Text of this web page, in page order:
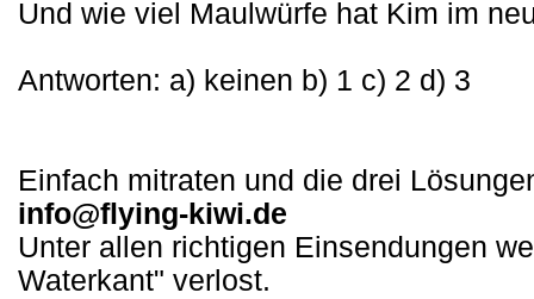
Und wie viel Maulwürfe hat Kim im
Antworten: a) keinen b) 1 c) 2 d) 3
Einfach mitraten und die drei
info@flying-kiwi.de
Unter allen richtigen Einsendungen
Waterkant" verlost.